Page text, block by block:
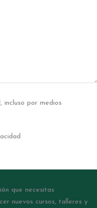
incluso por medios
que necesitas
nuevos cursos, talleres y